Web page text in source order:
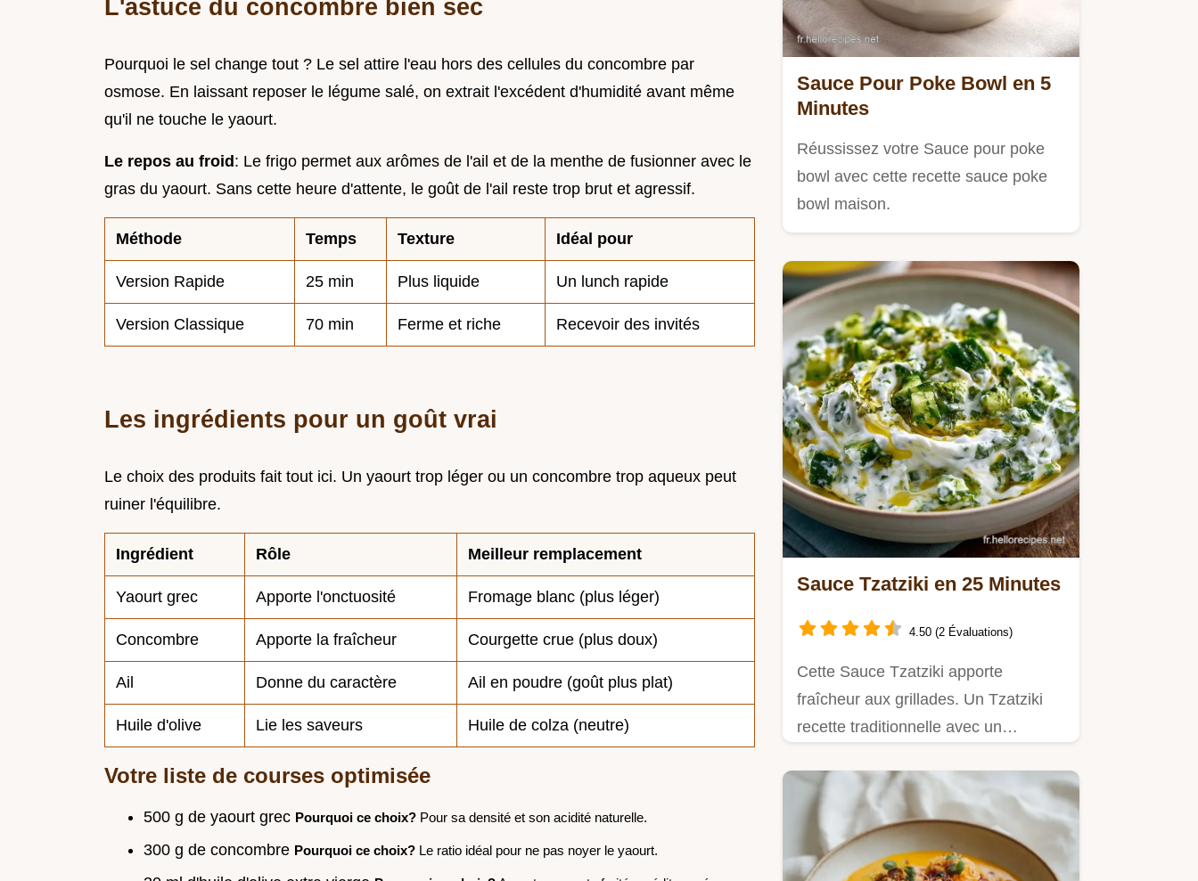
L'astuce du concombre bien sec
Pourquoi le sel change tout ? Le sel attire l'eau hors des cellules du concombre par
osmose. En laissant reposer le légume salé, on extrait l'excédent d'humidité avant même
qu'il ne touche le yaourt.
Le repos au froid : Le frigo permet aux arômes de l'ail et de la menthe de fusionner avec le
gras du yaourt. Sans cette heure d'attente, le goût de l'ail reste trop brut et agressif.
Méthode Temps Texture Idéal pour
Version Rapide 25 min Plus liquide Un lunch rapide
Version Classique 70 min Ferme et riche Recevoir des invités
Les ingrédients pour un goût vrai
Le choix des produits fait tout ici. Un yaourt trop léger ou un concombre trop aqueux peut
ruiner l'équilibre.
Ingrédient Rôle Meilleur remplacement
Yaourt grec Apporte l'onctuosité Fromage blanc (plus léger)
Concombre Apporte la fraîcheur Courgette crue (plus doux)
Ail Donne du caractère Ail en poudre (goût plus plat)
Huile d'olive Lie les saveurs Huile de colza (neutre)
Votre liste de courses optimisée
500 g de yaourt grec Pourquoi ce choix? Pour sa densité et son acidité naturelle.
300 g de concombre Pourquoi ce choix? Le ratio idéal pour ne pas noyer le yaourt.
Sauce Pour Poke Bowl en 5
Minutes
Réussissez votre Sauce pour poke
bowl avec cette recette sauce poke
bowl maison.
Sauce Tzatziki en 25 Minutes
4.50 (2 Évaluations)
Cette Sauce Tzatziki apporte
fraîcheur aux grillades. Un Tzatziki
recette traditionnelle avec un…